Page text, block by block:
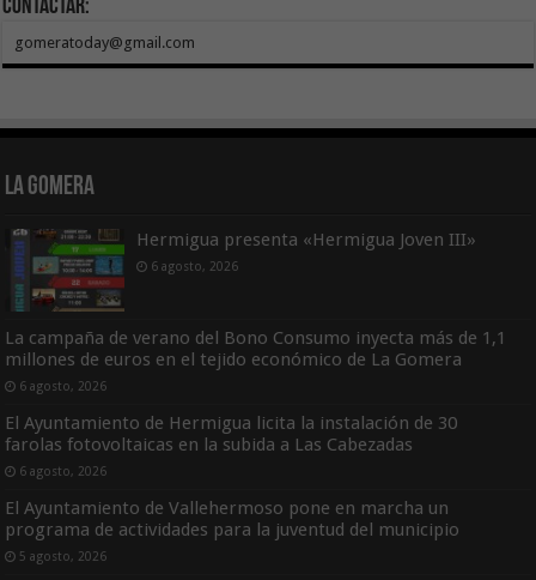
Contactar:
gomeratoday@gmail.com
La Gomera
Hermigua presenta «Hermigua Joven III»
6 agosto, 2026
La campaña de verano del Bono Consumo inyecta más de 1,1
millones de euros en el tejido económico de La Gomera
6 agosto, 2026
El Ayuntamiento de Hermigua licita la instalación de 30
farolas fotovoltaicas en la subida a Las Cabezadas
6 agosto, 2026
El Ayuntamiento de Vallehermoso pone en marcha un
programa de actividades para la juventud del municipio
5 agosto, 2026